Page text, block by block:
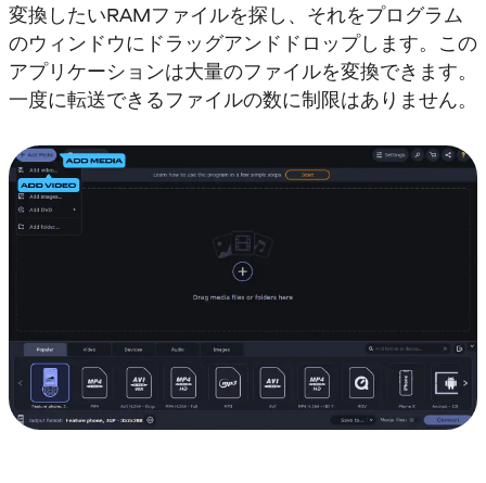
変換したいRAMファイルを探し、それをプログラム
のウィンドウにドラッグアンドドロップします。この
アプリケーションは大量のファイルを変換できます。
一度に転送できるファイルの数に制限はありません。